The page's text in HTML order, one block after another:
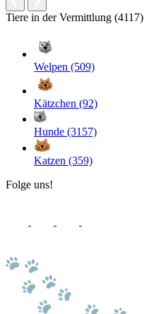
Tiere in der Vermittlung (4117)
Welpen (509)
Kätzchen (92)
Hunde (3157)
Katzen (359)
Folge uns!